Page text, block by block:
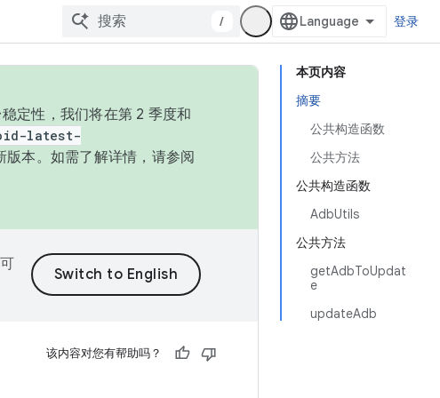
/ 登录
本页内容
摘要
公共构造函数
公共方法
公共构造函数
AdbUtils
公共方法
getAdbToUpdat
e
updateAdb
定性，我们将在第 2 季度和
latest-
本。如需了解详情，请参阅
该内容对您有帮助吗？